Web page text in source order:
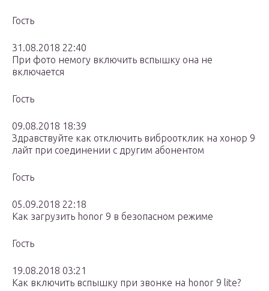
Гость
31.08.2018 22:40
При фото немогу включить вспышку она не
включается
Гость
09.08.2018 18:39
Здравствуйте как отключить виброотклик на хонор 9
лайт при соединении с другим абонентом
Гость
05.09.2018 22:18
Как загрузить honor 9 в безопасном режиме
Гость
19.08.2018 03:21
Как включить вспышку при звонке на honor 9 lite?